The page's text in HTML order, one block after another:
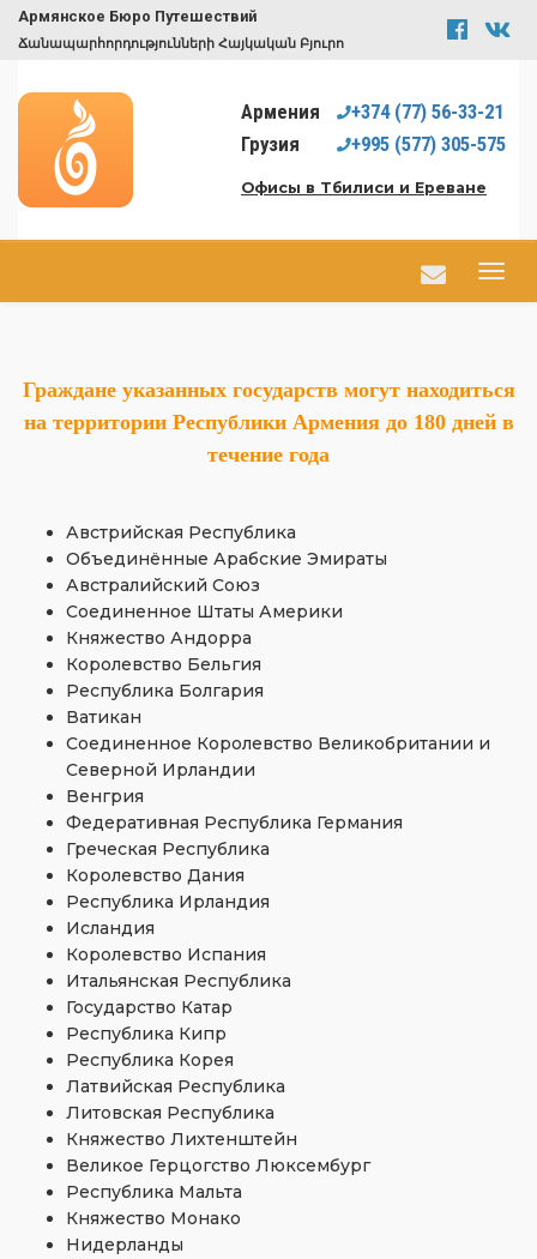
Армянское Бюро Путешествий
Ճանապարհորդությունների Հայկական Բյուրո
Армения +374 (77) 56-33-21
Грузия
+995 (577) 305-575
Офисы в Тбилиси и Ереване
Граждане указанных государств могут находиться
на территории Республики Армения до 180 дней в
течение года
Австрийская Республика
Объединённые Арабские Эмираты
Австралийский Союз
Соединенное Штаты Америки
Княжество Андорра
Королевство Бельгия
Республика Болгария
Ватикан
Соединенное Королевство Великобритании и
Северной Ирландии
Венгрия
Федеративная Республика Германия
Греческая Республика
Королевство Дания
Республика Ирландия
Исландия
Королевство Испания
Итальянская Республика
Государство Катар
Республика Кипр
Республика Корея
Латвийская Республика
Литовская Республика
Княжество Лихтенштейн
Великое Герцогство Люксембург
Республика Мальта
Княжество Монако
Нидерланды